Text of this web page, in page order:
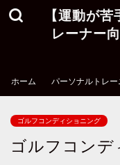
【運動が
レーナー
ホーム パーソナルトレー
ゴルフコンディショニング
ゴルフコンデ